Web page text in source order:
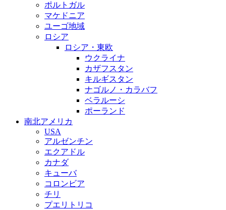
ポルトガル
マケドニア
ユーゴ地域
ロシア
ロシア・東欧
ウクライナ
カザフスタン
キルギスタン
ナゴルノ・カラバフ
ベラルーシ
ポーランド
南北アメリカ
USA
アルゼンチン
エクアドル
カナダ
キューバ
コロンビア
チリ
プエリトリコ